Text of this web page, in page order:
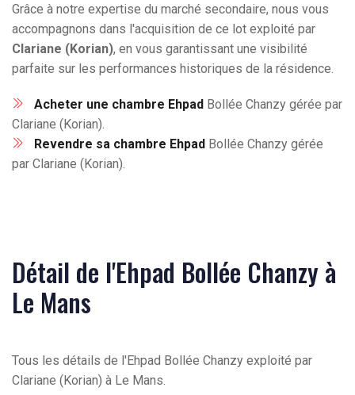
Grâce à notre expertise du marché secondaire, nous vous
accompagnons dans l'acquisition de ce lot exploité par
Clariane (Korian), en vous garantissant une visibilité
parfaite sur les performances historiques de la résidence.
Acheter une chambre Ehpad Bollée Chanzy gérée par
Clariane (Korian).
Revendre sa chambre Ehpad Bollée Chanzy gérée
par Clariane (Korian).
Détail de l'Ehpad Bollée Chanzy à
Le Mans
Tous les détails de l'Ehpad Bollée Chanzy exploité par
Clariane (Korian) à Le Mans.